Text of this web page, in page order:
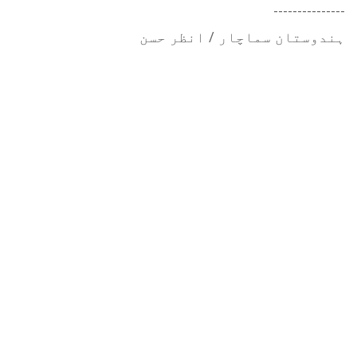
---------------
ہندوستان سماچار / انظر حسن